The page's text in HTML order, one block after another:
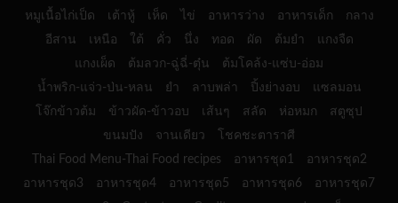
หมูเนื้อไก่เป็ด
เต้าหู้ เห็ด ไข่ อาหารว่าง อาหารเด็ก
กลาง
อีสาน
เหนือ ใต้ คั่ว นึ่ง ทอด ผัด ต้มยำ
แกงจืด
แกงเผ็ด
ต้มลวก-ฉู่ฉี่-ตุ๋น
ต้มโคล้ง-แซ่บ-อ่อม
น้ำพริก-แจ่ว-ป่น-หลน
ยำ ลาบพล่า ปิ้งย่างอบ
แซลมอน
โจ๊กข้าวต้ม
ข้าวผัด-ข้าวอบ เส้นๆ สลัด ห่อหมก
สตูซุป
ขนมปัง
จานเดียว
โชคชะตาราศี
Thai Food Menu-Thai Food recipes
อาหารชุด1
อาหารชุด2
อาหารชุด3
อาหารชุด4 อาหารชุด5 อาหารชุด6
อาหารชุด7